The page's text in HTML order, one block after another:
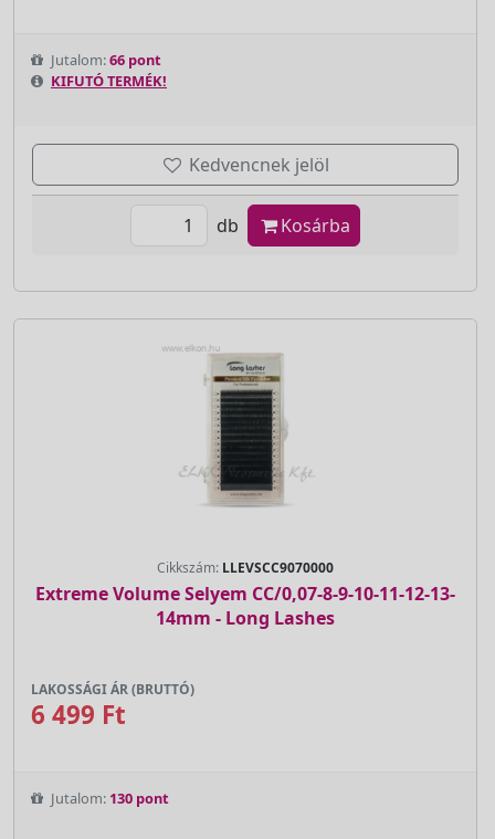
Jutalom:66 pont
KIFUTÓ TERMÉK!
Kedvencnek jelöl
db Kosárba
Cikkszám: LLEVSCC9070000
Extreme Volume Selyem CC/0,07-8-9-10-11-12-13-
14mm - Long Lashes
LAKOSSÁGI ÁR (BRUTTÓ)
6 499 Ft
Jutalom: 130 pont